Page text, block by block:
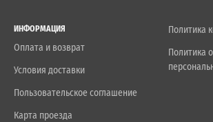
ИНФОРМАЦИЯ
Оплата и возврат
Условия доставки
Пользовательское соглашение
Карта проезда
Политика
Политика